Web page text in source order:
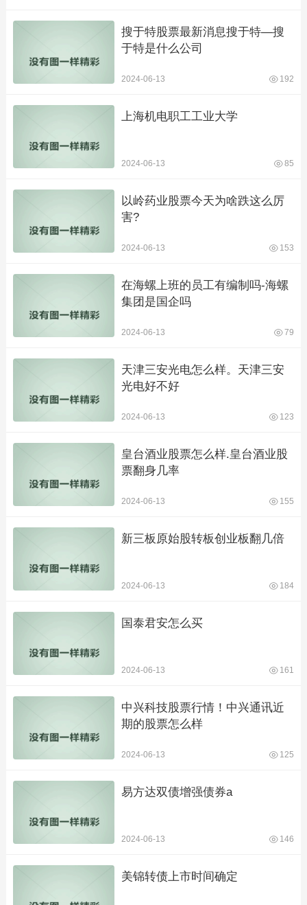
搜于特股票最新消息搜于特—搜
于特是什么公司
2024-06-13 192
上海机电职工工业大学
2024-06-13 85
以岭药业股票今天为啥跌这么厉
害?
2024-06-13 153
在海螺上班的员工有编制吗-海螺
集团是国企吗
2024-06-13 79
天津三安光电怎么样。天津三安
光电好不好
2024-06-13 123
皇台酒业股票怎么样.皇台酒业股
票翻身几率
2024-06-13 155
新三板原始股转板创业板翻几倍
2024-06-13 184
国泰君安怎么买
2024-06-13 161
中兴科技股票行情！中兴通讯近
期的股票怎么样
2024-06-13 125
易方达双债增强债券a
2024-06-13 146
美锦转债上市时间确定